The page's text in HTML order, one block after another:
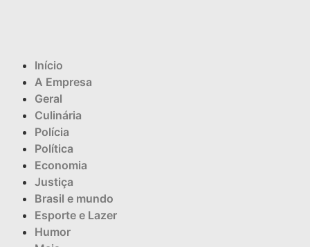
Início
A Empresa
Geral
Culinária
Polícia
Política
Economia
Justiça
Brasil e mundo
Esporte e Lazer
Humor